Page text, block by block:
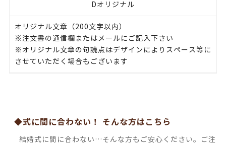
Dオリジナル
オリジナル文章（200文字以内）
※注文書の通信欄またはメールにご記入下さい
※オリジナル文章の句読点はデザインによりスペース等に
させていただく場合もございます
◆式に間に合わない！ そんな方はこちら
結婚式に間に合わない…そんな方もご安心ください。ご注